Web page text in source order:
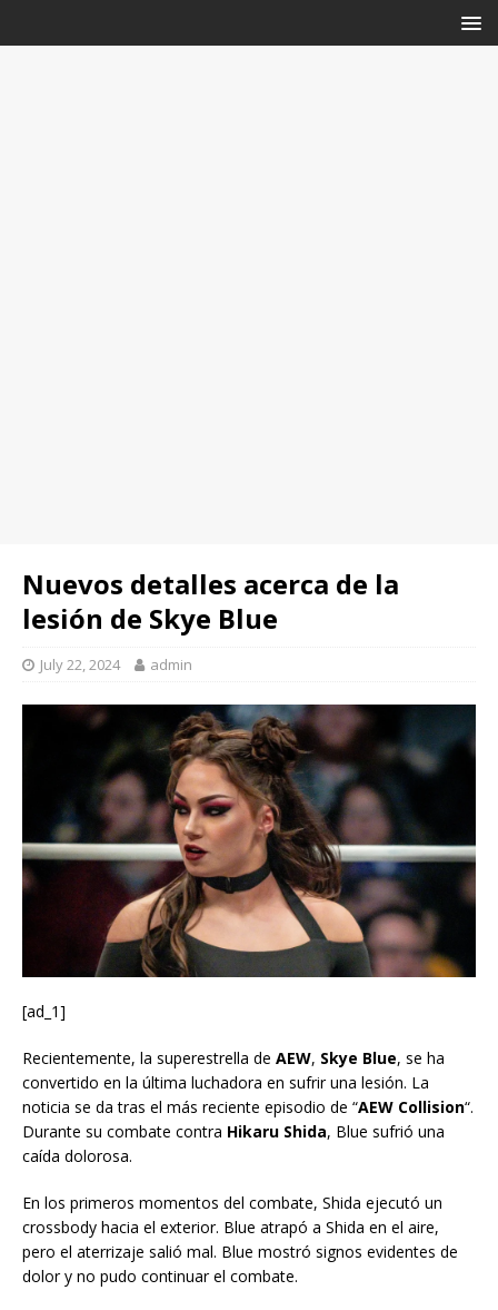
Nuevos detalles acerca de la
lesión de Skye Blue
July 22, 2024 admin
[ad_1]
Recientemente, la superestrella de AEW, Skye Blue, se ha
convertido en la última luchadora en sufrir una lesión. La
noticia se da tras el más reciente episodio de “AEW Collision“.
Durante su combate contra Hikaru Shida, Blue sufrió una
caída dolorosa.
En los primeros momentos del combate, Shida ejecutó un
crossbody hacia el exterior. Blue atrapó a Shida en el aire,
pero el aterrizaje salió mal. Blue mostró signos evidentes de
dolor y no pudo continuar el combate.